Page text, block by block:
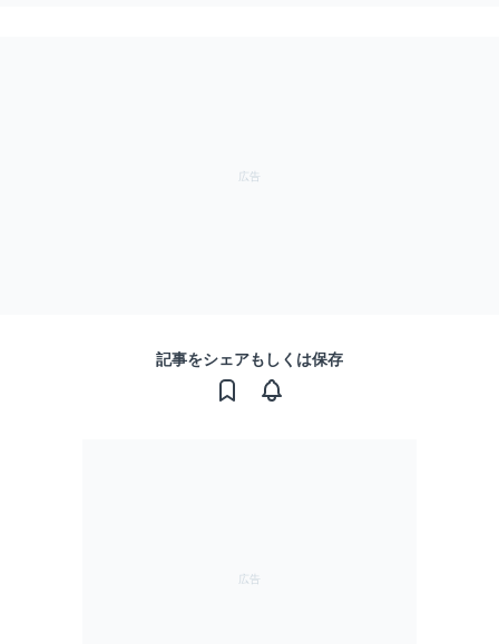
記事をシェアもしくは保存